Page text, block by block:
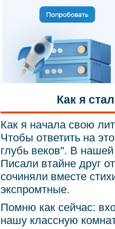
Как я
Как я начала свою
Чтобы ответить на
глубь веков". В
Писали втайне друг
сочиняли вместе
экспромтные.
Помню как сейчас:
нашу классную